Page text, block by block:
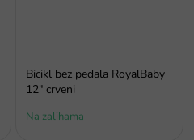
Bicikl bez pedala RoyalBaby
12" crveni
Na zalihama